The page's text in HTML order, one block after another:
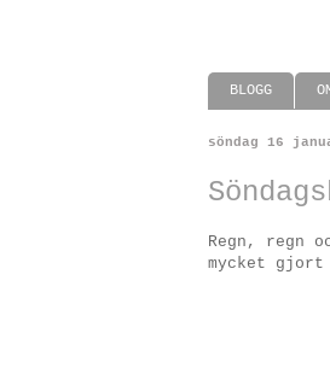
BLOGG
söndag 16
Regn, regn
mycket